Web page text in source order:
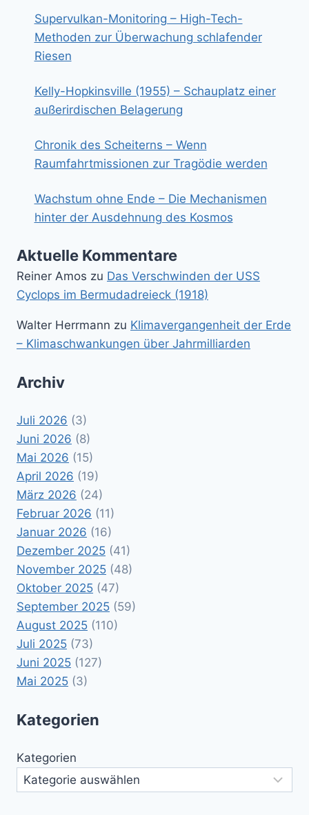
Supervulkan-Monitoring – High-Tech-
Methoden zur Überwachung schlafender
Riesen
Kelly-Hopkinsville (1955) – Schauplatz einer
außerirdischen Belagerung
Chronik des Scheiterns – Wenn
Raumfahrtmissionen zur Tragödie werden
Wachstum ohne Ende – Die Mechanismen
hinter der Ausdehnung des Kosmos
Aktuelle Kommentare
Reiner Amos zu Das Verschwinden der USS
Cyclops im Bermudadreieck (1918)
Walter Herrmann zu Klimavergangenheit der Erde
– Klimaschwankungen über Jahrmilliarden
Archiv
Juli 2026 (3)
Juni 2026 (8)
Mai 2026 (15)
April 2026 (19)
März 2026 (24)
Februar 2026 (11)
Januar 2026 (16)
Dezember 2025 (41)
November 2025 (48)
Oktober 2025 (47)
September 2025 (59)
August 2025 (110)
Juli 2025 (73)
Juni 2025 (127)
Mai 2025 (3)
Kategorien
Kategorien